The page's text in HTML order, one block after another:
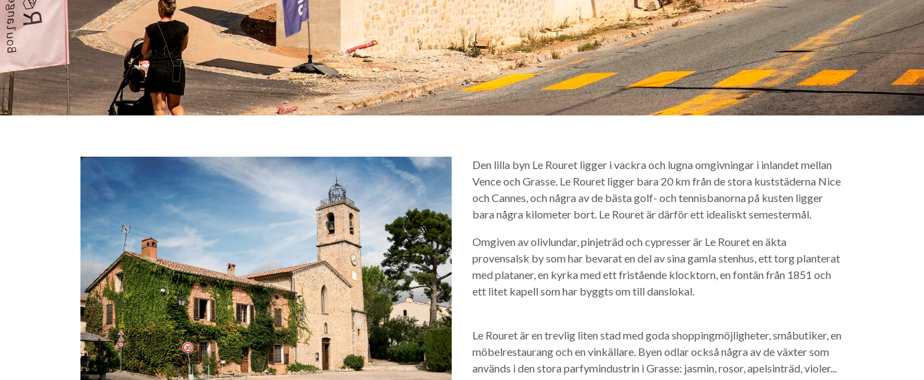
Den lilla byn Le Rouret ligger i vackra och lugna omgivningar i inlandet mellan
Vence och Grasse. Le Rouret ligger bara 20 km från de stora kuststäderna Nice
och Cannes, och några av de bästa golf- och tennisbanorna på kusten ligger
bara några kilometer bort. Le Rouret är därför ett idealiskt semestermål.
Omgiven av olivlundar, pinjeträd och cypresser är Le Rouret en äkta
provensalsk by som har bevarat en del av sina gamla stenhus, ett torg planterat
med plataner, en kyrka med ett fristående klocktorn, en fontän från 1851 och
ett litet kapell som har byggts om till danslokal.
Le Rouret är en trevlig liten stad med goda shoppingmöjligheter, småbutiker, en
möbelrestaurang och en vinkällare. Byen odlar också några av de växter som
används i den stora parfymindustrin i Grasse: jasmin, rosor, apelsinträd, violer...